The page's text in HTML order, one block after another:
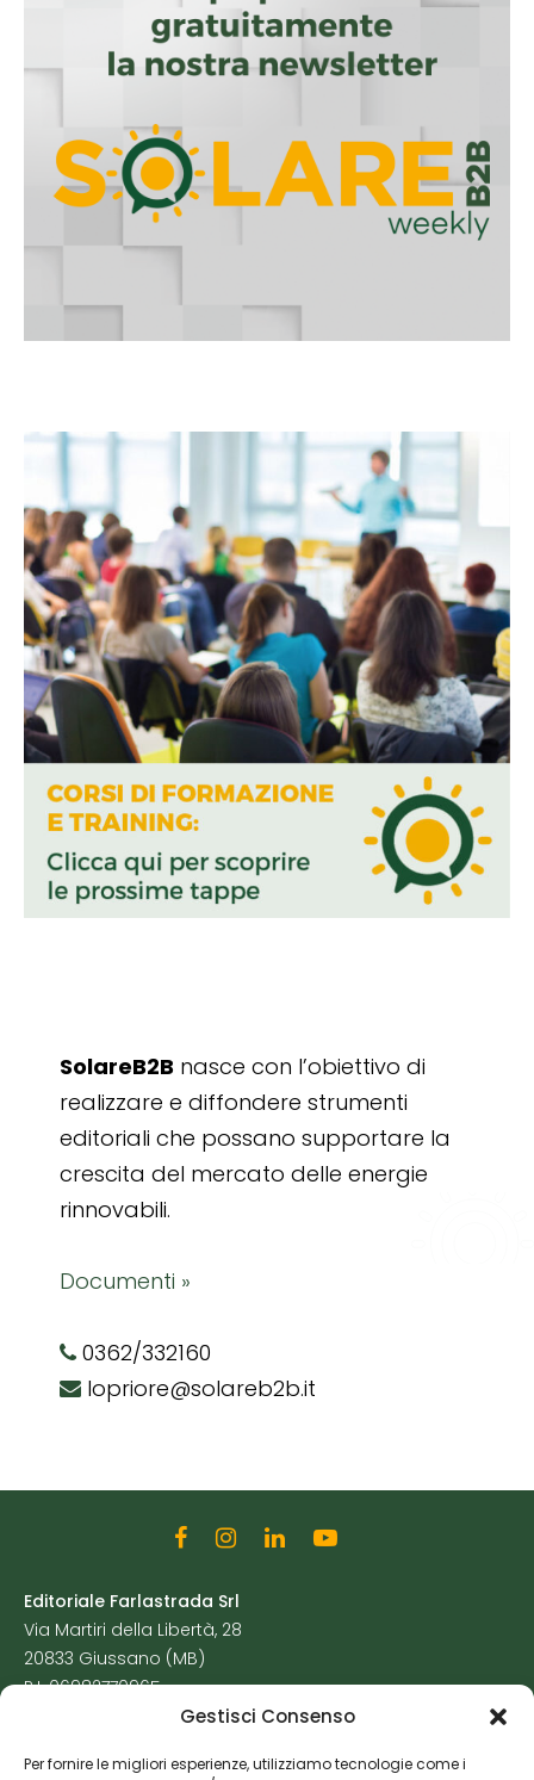
Gestisci Consenso
Per fornire le migliori esperienze, utilizziamo tecnologie come i
SolareB2B nasce con l’obiettivo di
realizzare e diffondere strumenti
editoriali che possano supportare la
crescita del mercato delle energie
rinnovabili.
Documenti »
0362/332160
lopriore@solareb2b.it
Editoriale Farlastrada Srl
Via Martiri della Libertà, 28
20833 Giussano (MB)
P.I. 06982770965
Cookie Policy